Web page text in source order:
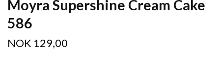
Moyra Supershine Cream Cake
586
NOK 129,00